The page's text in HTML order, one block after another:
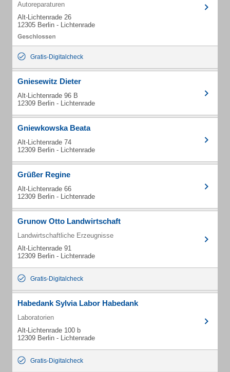
Autoreparaturen
Alt-Lichtenrade 26
12305 Berlin - Lichtenrade
Gratis-Digitalcheck
Gniesewitz Dieter
Alt-Lichtenrade 96 B
12309 Berlin - Lichtenrade
Gniewkowska Beata
Alt-Lichtenrade 74
12309 Berlin - Lichtenrade
Grüßer Regine
Alt-Lichtenrade 66
12309 Berlin - Lichtenrade
Grunow Otto Landwirtschaft
Landwirtschaftliche Erzeugnisse
Alt-Lichtenrade 91
12309 Berlin - Lichtenrade
Gratis-Digitalcheck
Habedank Sylvia Labor Habedank
Laboratorien
Alt-Lichtenrade 100 b
12309 Berlin - Lichtenrade
Gratis-Digitalcheck